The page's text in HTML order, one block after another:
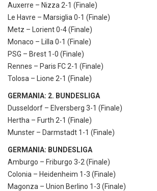
Auxerre – Nizza 2-1 (Finale)
Le Havre – Marsiglia 0-1 (Finale)
Metz – Lorient 0-4 (Finale)
Monaco – Lilla 0-1 (Finale)
PSG – Brest 1-0 (Finale)
Rennes – Paris FC 2-1 (Finale)
Tolosa – Lione 2-1 (Finale)
GERMANIA: 2. BUNDESLIGA
Dusseldorf – Elversberg 3-1 (Finale)
Hertha – Furth 2-1 (Finale)
Munster – Darmstadt 1-1 (Finale)
GERMANIA: BUNDESLIGA
Amburgo – Friburgo 3-2 (Finale)
Colonia – Heidenheim 1-3 (Finale)
Magonza – Union Berlino 1-3 (Finale)